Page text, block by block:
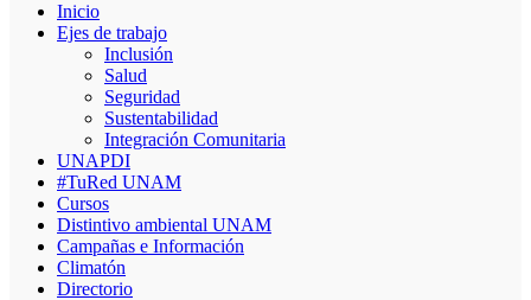
Inicio
Ejes de trabajo
Inclusión
Salud
Seguridad
Sustentabilidad
Integración Comunitaria
UNAPDI
#TuRed UNAM
Cursos
Distintivo ambiental UNAM
Campañas e Información
Climatón
Directorio